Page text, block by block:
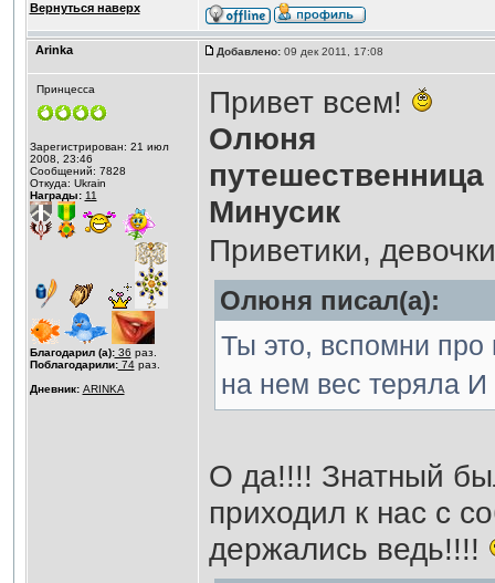
Вернуться наверх
Аrinka Добавлено:09 дек 2011, 17:08
Принцесса
Зарегистрирован: 21 июл
2008, 23:46
Сообщений: 7828
Откуда: Ukrain
Награды: 11
Благодарил (а):36 раз.
Поблагодарили:74раз.
Дневник: ARINKA
Привет всем!
Олюня
путешественница
Минусик
Приветики,
Олюня писал(а):
Ты это, вспомни про
на нем вес теряла
О да!!!! Знатный
приходил к нас с
держались ведь!!!!